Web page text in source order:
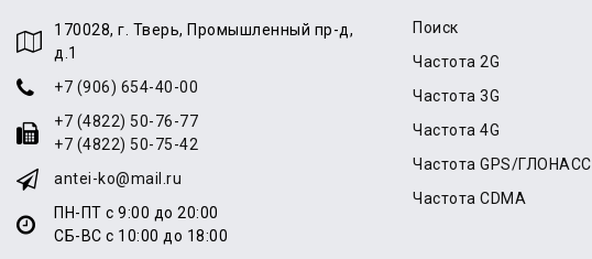
170028, г. Тверь, Промышленный пр-д,
д.1
+7 (906) 654-40-00
+7 (4822) 50-76-77
+7 (4822) 50-75-42
antei-ko@mail.ru
ПН-ПТ с 9:00 до 20:00
СБ-ВС с 10:00 до 18:00
Поиск
Частота 2G
Частота 3G
Частота 4G
Частота GPS/ГЛОНАСС
Частота CDMA